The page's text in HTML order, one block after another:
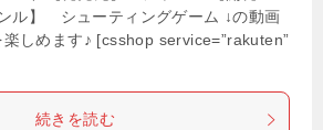
ル】 シューティングゲーム ↓の動画
しめます♪ [csshop service=”rakuten”
続きを読む